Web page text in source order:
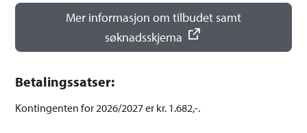
Mer informasjon om tilbudet samt
søknadsskjema
Betalingssatser:
Kontingenten for 2026/2027 er kr. 1.682,-.